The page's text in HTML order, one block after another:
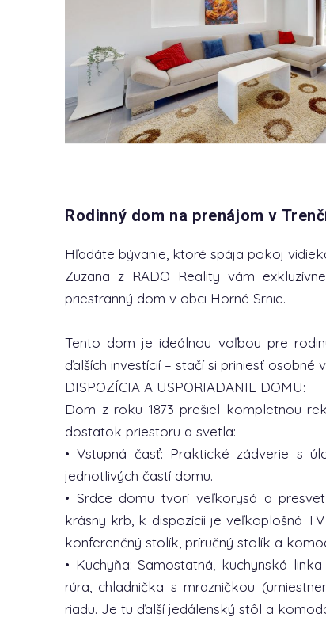
Rodinný dom na prenájom v
Hľadáte bývanie, ktoré spája pokoj
Zuzana z RADO Reality vám
priestranný dom v obci Horné Srnie.
Tento dom je ideálnou voľbou pre
ďalších investícií – stačí si priniesť osobné
DISPOZÍCIA A USPORIADANIE DOMU:
Dom z roku 1873 prešiel kompletnou
dostatok priestoru a svetla:
• Vstupná časť: Praktické zádverie s
jednotlivých častí domu.
• Srdce domu tvorí veľkorysá a
krásny krb, k dispozícii je veľkoplošná
konferenčný stolík, príručný stolík a
• Kuchyňa: Samostatná, kuchynská
rúra, chladnička s mrazničkou
riadu. Je tu ďalší jedálenský stôl a